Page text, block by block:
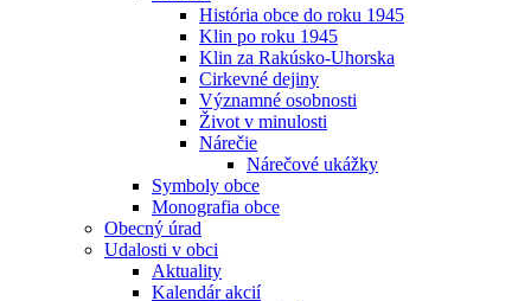
História obce do roku 1945
Klin po roku 1945
Klin za Rakúsko-Uhorska
Cirkevné dejiny
Významné osobnosti
Život v minulosti
Nárečie
Nárečové ukážky
Symboly obce
Monografia obce
Obecný úrad
Udalosti v obci
Aktuality
Kalendár akcií